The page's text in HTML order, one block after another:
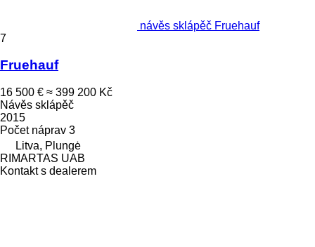
návěs sklápěč Fruehauf
7
Fruehauf
16 500 € ≈ 399 200 Kč
Návěs sklápěč
2015
Počet náprav 3
Litva, Plungė
RIMARTAS UAB
Kontakt s dealerem